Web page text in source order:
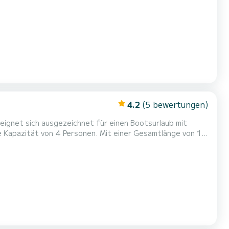
4.2 (5 bewertungen)
sich ausgezeichnet für einen Bootsurlaub mit
in der Umgebung von zu verbringen.